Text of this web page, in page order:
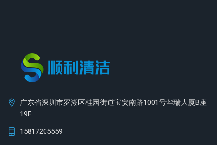
广东省深圳市罗湖区桂园街道宝安南路1001号华瑞大厦B座
19F
15817205559